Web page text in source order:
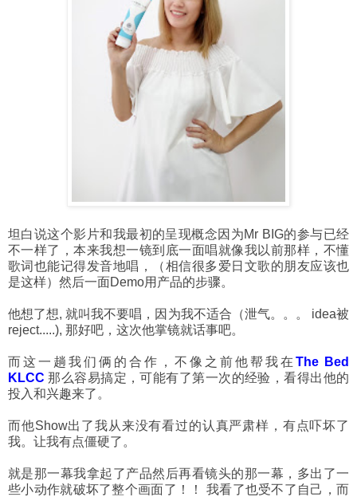
坦白说这个影片和我最初的呈现概念因为Mr BIG的参与已经
不一样了，本来我想一镜到底一面唱就像我以前那样，不懂
歌词也能记得发音地唱，（相信很多爱日文歌的朋友应该也
是这样）然后一面Demo用产品的步骤。
他想了想, 就叫我不要唱，因为我不适合（泄气。。。 idea被
reject.....), 那好吧，这次他掌镜就话事吧。
而这一趟我们俩的合作，不像之前他帮我在 The Bed
KLCC 那么容易搞定，可能有了第一次的经验，看得出他的
投入和兴趣来了。
而他Show出了我从来没有看过的认真严肃样，有点吓坏了
我。让我有点僵硬了。
就是那一幕我拿起了产品然后再看镜头的那一幕，多出了一
些小动作就破坏了整个画面了！！ 我看了也受不了自己，而